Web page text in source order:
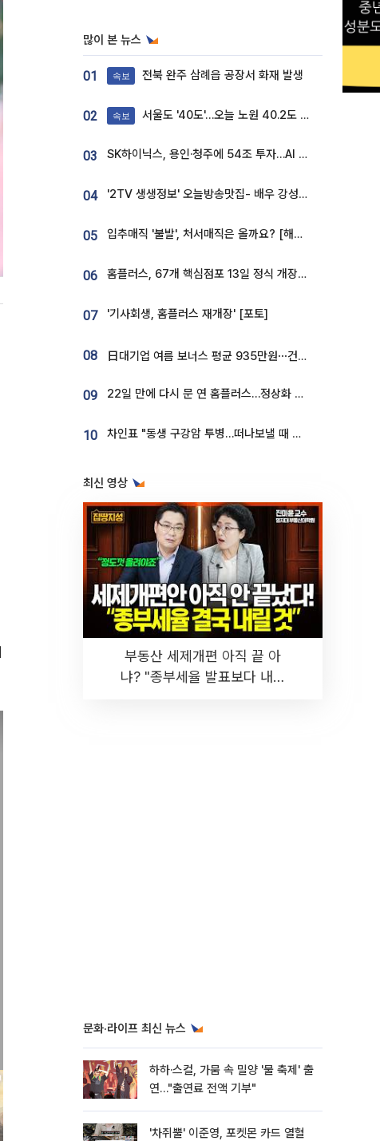
많이 본 뉴스
01 속보 전북 완주 삼례읍 공장서 화재 발생
02 속보 서울도 '40도'…오늘 노원 40.2도 기록
03 SK하이닉스, 용인·청주에 54조 투자…AI 메모리 생산기지 키운다
04 '2TV 생생정보' 오늘방송맛집- 배우 강성진 단골! 쌀국수ㆍ푸팟퐁 커리 맛집 '블○○○'
05 입추매직 '불발', 처서매직은 올까요? [해시태그]
06 홈플러스, 67개 핵심점포 13일 정식 개장…영업 재개 속도
07 '기사회생, 홈플러스 재개장' [포토]
08 日대기업 여름 보너스 평균 935만원⋯건설회사 1800만 넘어
09 22일 만에 다시 문 연 홈플러스…정상화 바쁜데 재고 없어 ‘발동동’[가보니]
10 차인표 "동생 구강암 투병…떠나보낼 때 가장 힘들었다”
최신 영상
부동산 세제개편 아직 끝 아
냐? "종부세율 발표보다 내릴
문화·라이프 최신 뉴스
하하·스컬, 가뭄 속 밀양 '물 축제' 출
연…"출연료 전액 기부"
'차쥐뿔' 이준영, 포켓몬 카드 열혈